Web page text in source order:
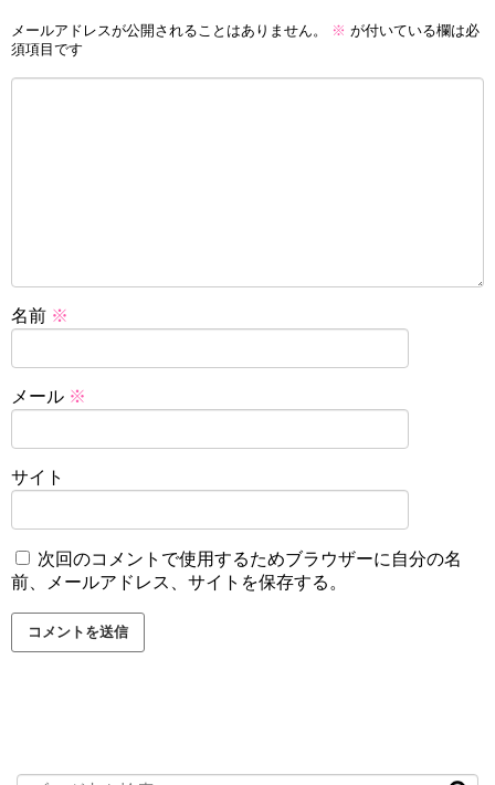
メールアドレスが公開されることはありません。 ※ が付いている欄は必
須項目です
名前 ※
メール ※
サイト
次回のコメントで使用するためブラウザーに自分の名
前、メールアドレス、サイトを保存する。